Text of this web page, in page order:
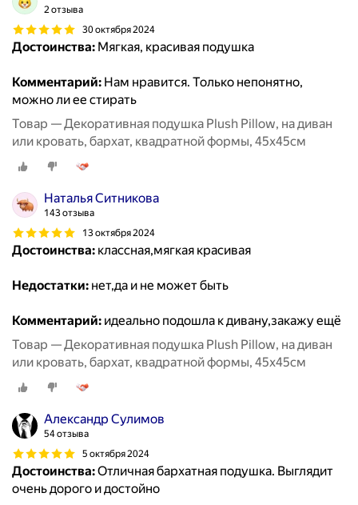
2 отзыва
30 октября 2024
Достоинства: Мягкая, красивая подушка
Комментарий: Нам нравится. Только непонятно,
можно ли ее стирать
Товар — Декоративная подушка Plush Pillow, на диван
или кровать, бархат, квадратной формы, 45x45см
Наталья Ситникова
143 отзыва
13 октября 2024
Достоинства: классная,мягкая красивая
Недостатки: нет,да и не может быть
Комментарий: идеально подошла к дивану,закажу ещё
Товар — Декоративная подушка Plush Pillow, на диван
или кровать, бархат, квадратной формы, 45x45см
Александр Сулимов
54 отзыва
5 октября 2024
Достоинства:Отличная бархатная подушка. Выглядит
очень дорого и достойно